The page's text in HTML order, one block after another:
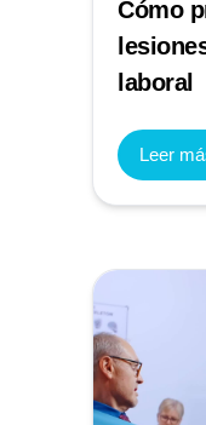
Cómo
laboral
Leer